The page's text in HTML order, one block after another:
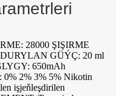
28000 ŞIŞIRME
GÜÝÇ: 20 ml
650mAh
2% 3% 5% Nikotin
işjeňleşdirilen